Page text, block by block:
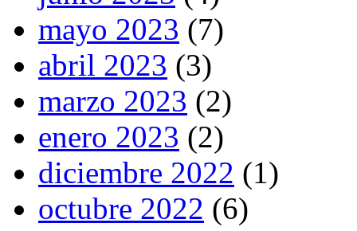
mayo 2023 (7)
abril 2023 (3)
marzo 2023 (2)
enero 2023 (2)
diciembre 2022 (1)
octubre 2022 (6)